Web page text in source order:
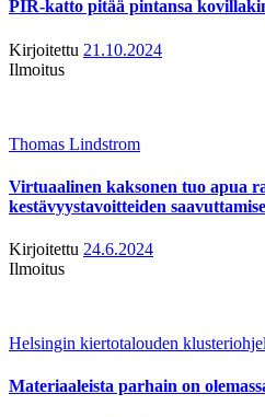
PIR-katto pitää pintansa
Kirjoitettu 21.10.2024
Ilmoitus
Thomas Lindstrom
Virtuaalinen kaksonen tuo apua
kestävyystavoitteiden
Kirjoitettu 24.6.2024
Ilmoitus
Helsingin kiertotalouden
Materiaaleista parhain on